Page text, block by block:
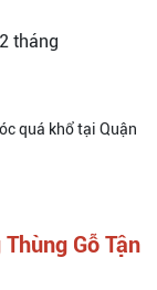
tháng
Gỗ Tận